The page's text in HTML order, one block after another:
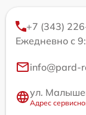
+7 (343)
Ежедневно с
info@pard-
ул.
Адрес